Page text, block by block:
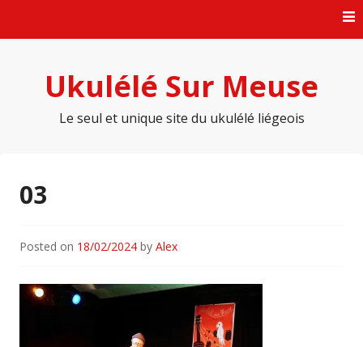
Ukulélé Sur Meuse
Le seul et unique site du ukulélé liégeois
03
Posted on 18/02/2024 by Alex